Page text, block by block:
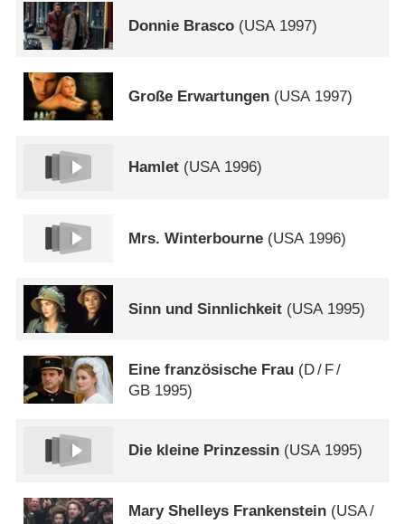
Donnie Brasco (USA1997)
Große Erwartungen (USA1997)
Hamlet (USA1996)
Mrs. Winterbourne (USA 1996)
Sinn und Sinnlichkeit (USA1995)
Eine französische Frau (D/ F/
GB 1995)
Die kleine Prinzessin (USA1995)
Mary Shelleys Frankenstein (USA/